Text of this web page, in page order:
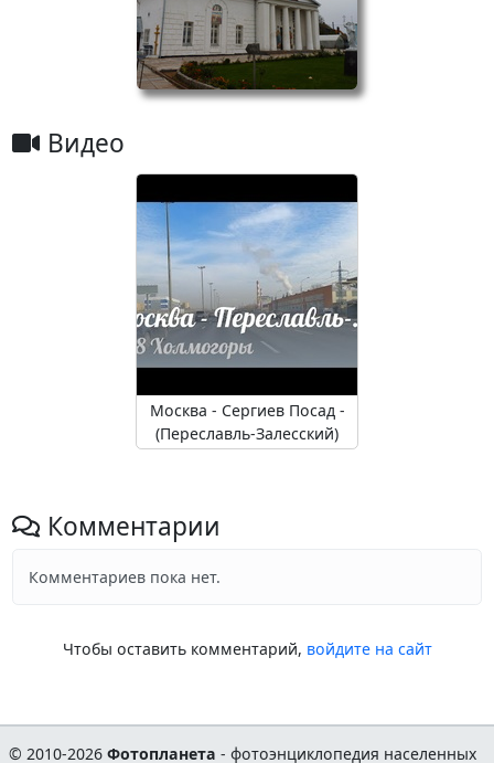
Видео
Москва - Сергиев Посад -
(Переславль-Залесский)
Комментарии
Комментариев пока нет.
Чтобы оставить комментарий, войдите на сайт
© 2010-2026Фотопланета - фотоэнциклопедия населенных